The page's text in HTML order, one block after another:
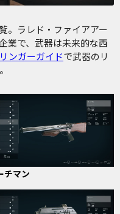
。ラレド・ファイアアー
業で、武器は未来的な西
ンガーガイドで武器のリ
チマン